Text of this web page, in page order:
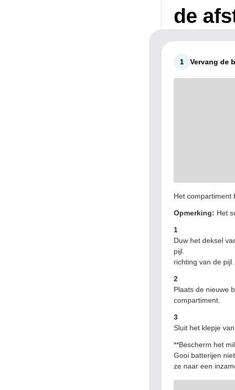
de
1 Vervang de
Het compartiment
Opmerking: Het
1
Duw het deksel
pijl.
richting van de pijl.
2
Plaats de nieuwe
compartiment.
3
Sluit het klepje
**Bescherm het
Gooi batterijen
ze naar een